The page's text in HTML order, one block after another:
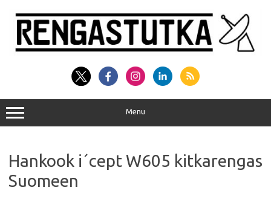
content
Menu
Hankook i´cept W605 kitkarengas
Suomeen